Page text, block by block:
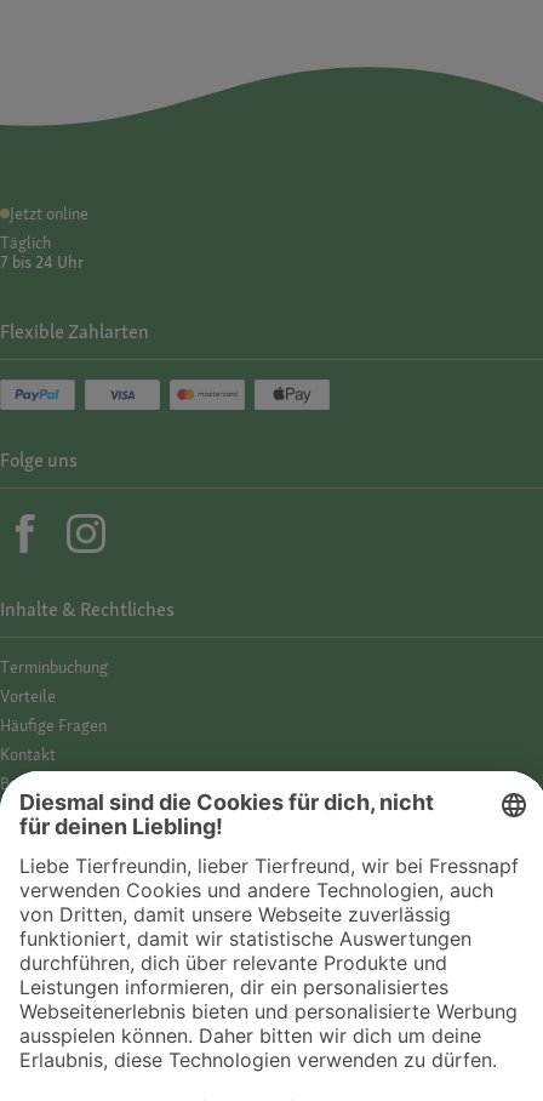
Jetzt online
Täglich
7 bis 24 Uhr
Inhalte & Rechtliches
Termin­buchung
Vorteile
Häufige Fragen
Kontakt
Barrierefreiheit
Impressum
Datenschutz­hinweise
Cookies
AGB
Entdecke Fressnapf
Tierversicherung
GPS-Tracker
Fressnapf Salon
Flexible Zahlarten
Folge uns